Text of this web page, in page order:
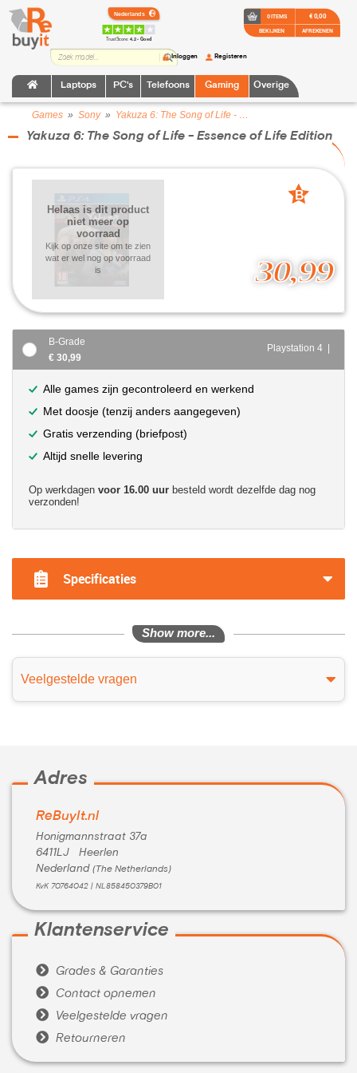
TrustScore:4.2 • Goed
Laptops PC's Telefoons Gaming Overige
Inloggen Registeren
0 ITEMS
BEKIJKEN
€ 0,00
AFREKENEN
Games » Sony»
Yakuza 6: The Song of Life - Essence of Life Edition
Yakuza 6: The Song of Life - Essence of Life Edition
30,99
Helaas is dit product
niet meer op
voorraad
Kijk op onze site om te zien
wat er wel nog op voorraad
is
B
B-Grade
€ 30,99
Playstation 4 |
Alle games zijn gecontroleerd en werkend
Met doosje (tenzij anders aangegeven)
Gratis verzending (briefpost)
Altijd snelle levering
Op werkdagen voor 16.00 uur besteld wordt dezelfde dag nog
verzonden!
Specificaties
Show more...
Veelgestelde vragen
Adres
ReBuyIt.nl
Honigmannstraat 37a
6411LJ Heerlen
Nederland (The Netherlands)
KvK 70764042 | NL858450379B01
Klantenservice
 Grades & Garanties
 Contact opnemen
 Veelgestelde vragen
 Retourneren